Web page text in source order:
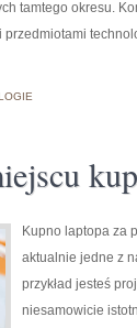
tamtego okresu.
Kupno laptopa za
aktualnie jedne z
przykład jesteś
niesamowicie